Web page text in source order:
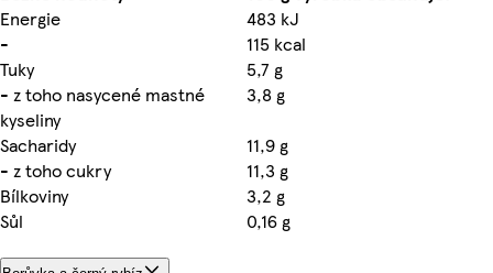
Energie
483 kJ
-
115 kcal
Tuky
5,7 g
- z toho nasycené mastné
kyseliny
3,8 g
Sacharidy
11,9 g
- z toho cukry
11,3 g
Bílkoviny
3,2 g
Sůl
0,16 g